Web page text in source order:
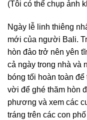
(Tôi có thể chụp ảnh
Ngày lễ linh thiêng
mới của người Bali.
hòn đảo trở nên yên
cả ngày trong nhà và
bóng tối hoàn toàn
vời để ghé thăm hòn
phương và xem các
tráng trên các con